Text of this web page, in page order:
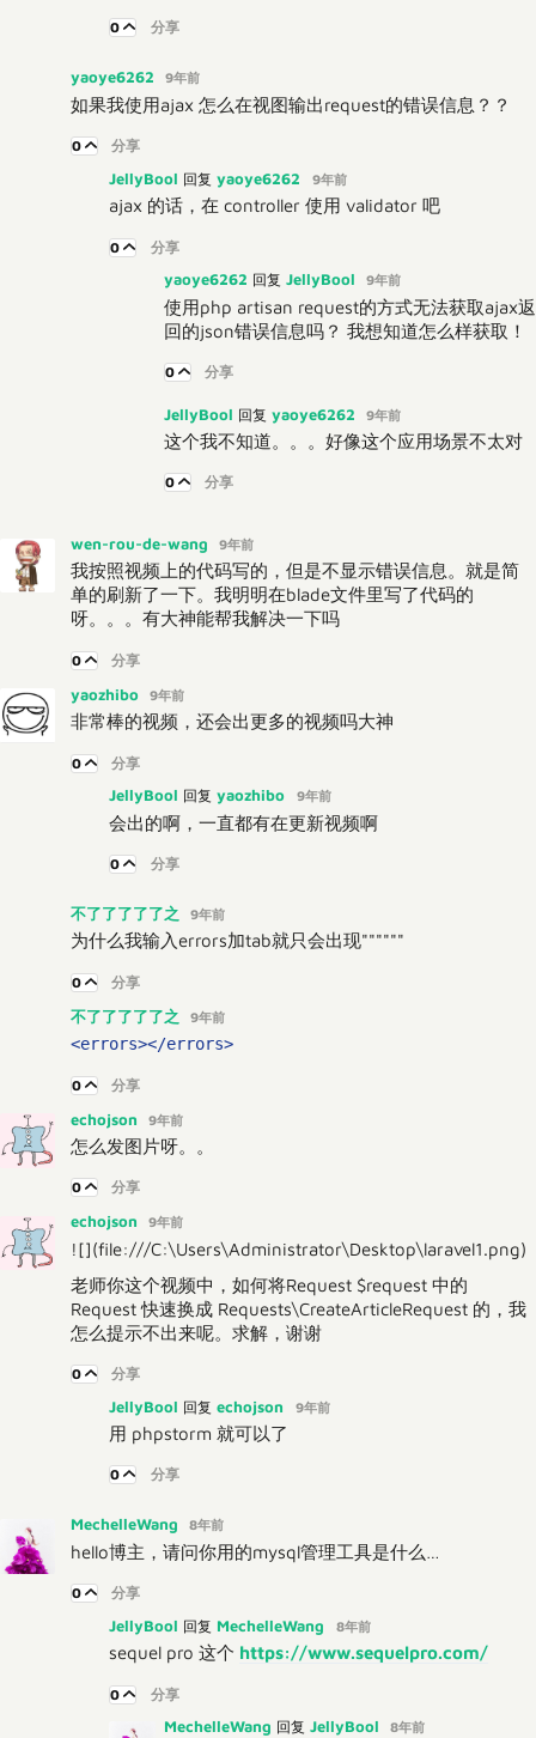
0 分享
yaoye6262 9年前
如果我使用ajax 怎么在视图输出request的错误信息？？
0 分享
JellyBool 回复 yaoye6262 9年前
ajax 的话，在 controller 使用 validator 吧
0 分享
yaoye6262 回复 JellyBool 9年前
使用php artisan request的方式无法获取ajax返
回的json错误信息吗？ 我想知道怎么样获取！
0 分享
JellyBool 回复 yaoye6262 9年前
这个我不知道。。。好像这个应用场景不太对
0 分享
wen-rou-de-wang 9年前
我按照视频上的代码写的，但是不显示错误信息。就是简
单的刷新了一下。我明明在blade文件里写了代码的
呀。。。有大神能帮我解决一下吗
0 分享
yaozhibo 9年前
非常棒的视频，还会出更多的视频吗大神
0 分享
JellyBool 回复 yaozhibo 9年前
会出的啊，一直都有在更新视频啊
0 分享
不了了了了了之 9年前
为什么我输入errors加tab就只会出现""""""
0 分享
不了了了了了之 9年前
<errors></errors>
0 分享
echojson 9年前
怎么发图片呀。。
0 分享
echojson 9年前
![](file:///C:\Users\Administrator\Desktop\laravel1.png)
老师你这个视频中，如何将Request $request 中的
Request 快速换成 Requests\CreateArticleRequest 的，我
怎么提示不出来呢。求解，谢谢
0 分享
JellyBool 回复 echojson 9年前
用 phpstorm 就可以了
0 分享
MechelleWang 8年前
hello博主，请问你用的mysql管理工具是什么…
0 分享
JellyBool 回复 MechelleWang 8年前
sequel pro 这个 https://www.sequelpro.com/
0 分享
MechelleWang 回复 JellyBool 8年前